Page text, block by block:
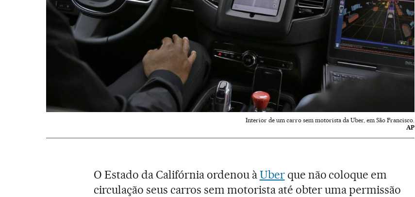
Interior de um carro sem motorista da Uber, em São Francisco.
AP
O Estado da Califórnia ordenou àUberque não coloque em
circulação seus carros sem motorista até obter uma permissão